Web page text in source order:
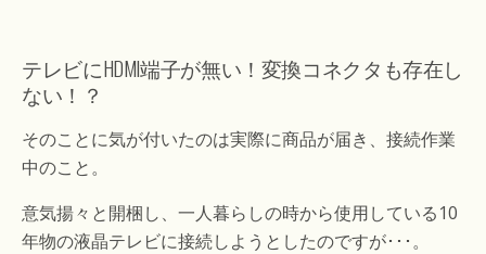
テレビにHDMI端子が無い！変換コネクタも存在し
ない！？
そのことに気が付いたのは実際に商品が届き、接続作業
中のこと。
意気揚々と開梱し、一人暮らしの時から使用している10
年物の液晶テレビに接続しようとしたのですが･･･。